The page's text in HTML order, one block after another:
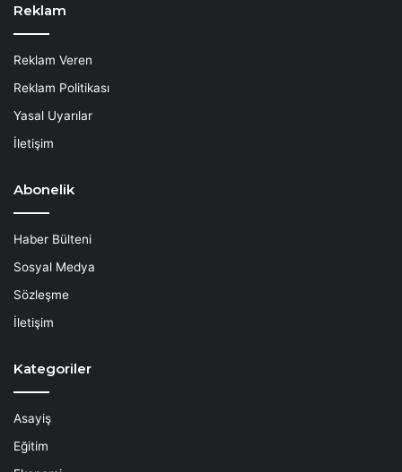
Reklam
Reklam Veren
Reklam Politikası
Yasal Uyarılar
İletişim
Abonelik
Haber Bülteni
Sosyal Medya
Sözleşme
İletişim
Kategoriler
Asayiş
Eğitim